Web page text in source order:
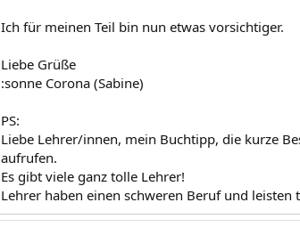
Ich für meinen Teil bin nun etwas vorsichtiger.
Liebe Grüße
:sonne Corona (Sabine)
PS:
Liebe Lehrer/innen, mein Buchtipp, die kurze
aufrufen.
Es gibt viele ganz tolle Lehrer!
Lehrer haben einen schweren Beruf und leisten